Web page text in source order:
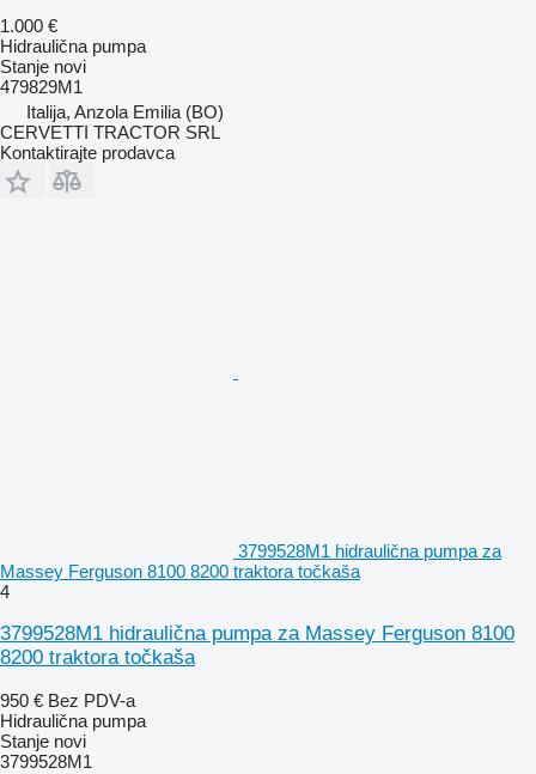
1.000 €
Hidraulična pumpa
Stanje novi
479829M1
Italija, Anzola Emilia (BO)
CERVETTI TRACTOR SRL
Kontaktirajte prodavca
3799528M1 hidraulična pumpa za
Massey Ferguson 8100 8200 traktora točkaša
4
3799528M1 hidraulična pumpa za Massey Ferguson 8100
8200 traktora točkaša
950 € Bez PDV-a
Hidraulična pumpa
Stanje novi
3799528M1